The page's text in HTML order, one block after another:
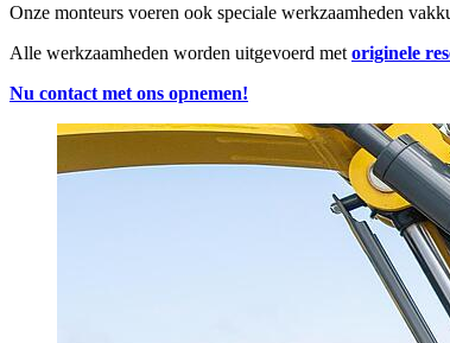
Onze monteurs voeren ook speciale werkzaamheden
Alle werkzaamheden worden uitgevoerd met originele
Nu contact met ons opnemen!